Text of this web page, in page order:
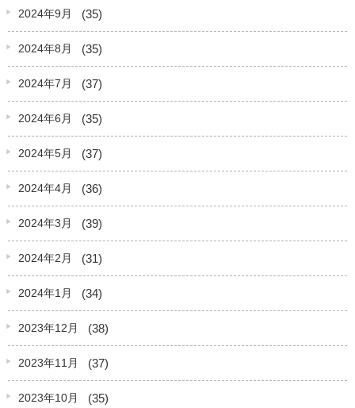
2024年9月 (35)
2024年8月 (35)
2024年7月 (37)
2024年6月 (35)
2024年5月 (37)
2024年4月 (36)
2024年3月 (39)
2024年2月 (31)
2024年1月 (34)
2023年12月 (38)
2023年11月 (37)
2023年10月 (35)